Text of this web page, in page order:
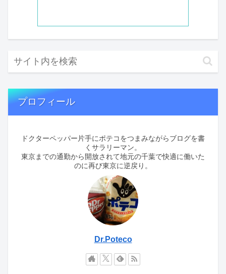
プロフィール
ドクターペッパー片手にポテコをつまみながらブログを書
くサラリーマン。
東京までの通勤から開放されて地元の千葉で快適に働いた
のに再び東京に逆戻り。
Dr.Poteco